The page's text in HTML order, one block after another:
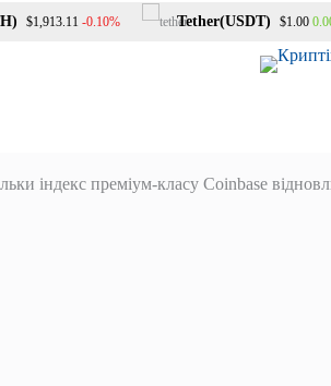
$1,913.11 -0.10% Tether(USDT) $1.00 0.00%